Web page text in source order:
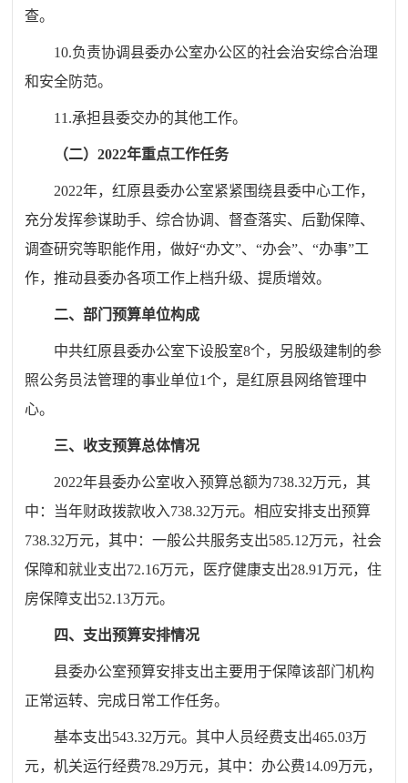
查。
10.负责协调县委办公室办公区的社会治安综合治理
和安全防范。
11.承担县委交办的其他工作。
（二）2022年重点工作任务
2022年，红原县委办公室紧紧围绕县委中心工作，
充分发挥参谋助手、综合协调、督查落实、后勤保障、
调查研究等职能作用，做好“办文”、“办会”、“办事”工
作，推动县委办各项工作上档升级、提质增效。
二、部门预算单位构成
中共红原县委办公室下设股室8个，另股级建制的参
照公务员法管理的事业单位1个，是红原县网络管理中
心。
三、收支预算总体情况
2022年县委办公室收入预算总额为738.32万元，其
中：当年财政拨款收入738.32万元。相应安排支出预算
738.32万元，其中：一般公共服务支出585.12万元，社会
保障和就业支出72.16万元，医疗健康支出28.91 万元，住
房保障支出52.13万元。
四、支出预算安排情况
县委办公室预算安排支出主要用于保障该部门机构
正常运转、完成日常工作任务。
基本支出543.32万元。其中人员经费支出465.03万
元，机关运行经费78.29万元，其中：办公费14.09万元，